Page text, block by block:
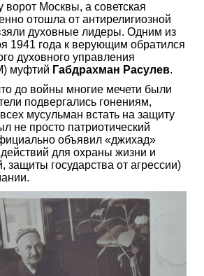
ворот Москвы, а советская
отошла от антирелигиозной
духовные лидеры. Одним из
1941 года к верующим обратился
духовного управления
муфтий Габдрахман Расулев.
до войны многие мечети были
подвергались гонениям,
мусульман встать на защиту
не просто патриотический
объявил «джихад»
для охраны жизни и
государства от агрессии)